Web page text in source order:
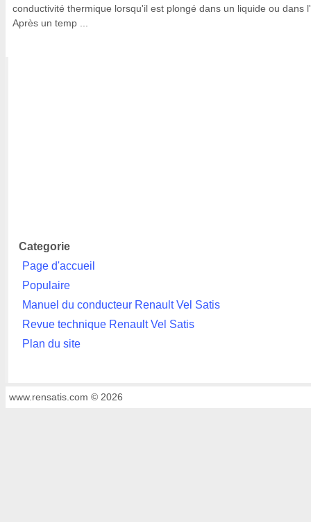
conductivité thermique lorsqu'il est plongé dans un liquide ou dans
Après un temp ...
Categorie
Page d'accueil
Populaire
Manuel du conducteur Renault Vel Satis
Revue technique Renault Vel Satis
Plan du site
www.rensatis.com © 2026